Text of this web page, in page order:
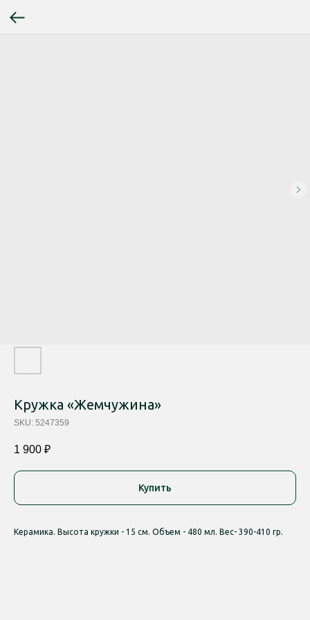
Кружка «Жемчужина»
SKU: 5247359
1 900 ₽
Купить
Керамика. Высота кружки - 15 см. Объем - 480 мл. Вес- 390-410 гр.